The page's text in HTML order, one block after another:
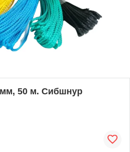
50 м. Сибшнур